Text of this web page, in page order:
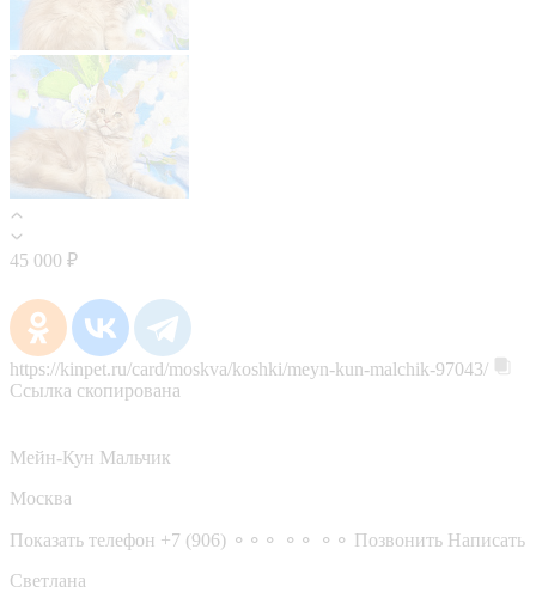
45 000 ₽
https://kinpet.ru/card/moskva/koshki/meyn-kun-malchik-97043/
Ссылка скопирована
Мейн-Кун Мальчик
Москва
Показать телефон +7 (906) ⚬⚬⚬ ⚬⚬ ⚬⚬ Позвонить Написать
Светлана